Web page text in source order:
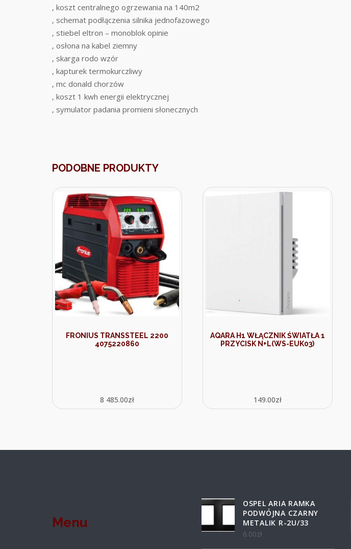
, koszt centralnego ogrzewania na 140m2
, schemat podłączenia silnika jednofazowego
, stiebel eltron – monoblok opinie
, osłona na kabel ziemny
, skarga rodo wzór
, kapturek termokurczliwy
, mc donald chorzów
, koszt 1 kwh energii elektrycznej
, symulator padania promieni słonecznych
PODOBNE PRODUKTY
FRONIUS TRANSSTEEL 2200
4075220860
8 485.00zł
AQARA H1 WŁĄCZNIK ŚWIATŁA 1
PRZYCISK N+L(WS-EUK03)
149.00zł
Menu
OSPEL ARIA RAMKA
PODWÓJNA CZARNY
METALIK R-2U/33
6.00zł